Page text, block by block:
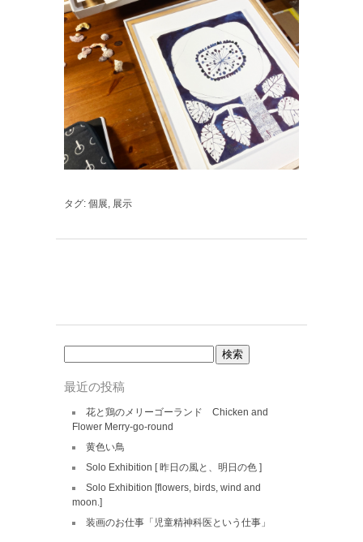
タグ: 個展 展示
検
索:
最近の投稿
花と鶏のメリーゴーランド Chicken and
Flower Merry-go-round
黄色い鳥
Solo Exhibition [ 昨日の風と、明日の色 ]
Solo Exhibition [flowers, birds, wind and
moon.]
装画のお仕事「児童精神科医という仕事」